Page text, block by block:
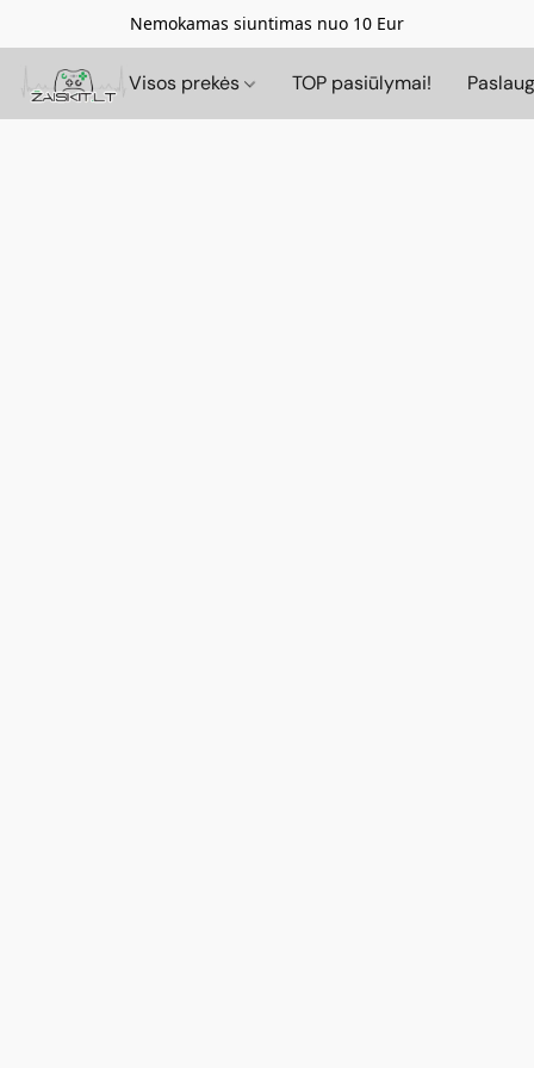
Nemokamas siuntimas nuo 10 Eur
Visos prekės TOP pasiūlymai!